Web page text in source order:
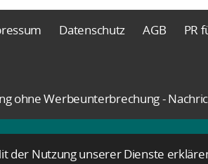
Datenschutz AGB PR
ohne Werbeunterbrechung -
Nutzung unserer Dienste